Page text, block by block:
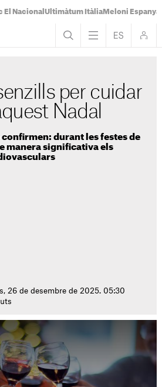
El Nacional Ultimàtum ItàliaMeloni Espanya
per cuidar
Nadal
confirmen: durant les festes de
manera significativa els
26 de desembre de 2025. 05:30